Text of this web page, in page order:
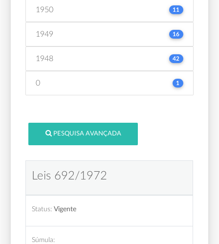
1950 11
1949 16
1948 42
0 1
PESQUISA AVANÇADA
Leis 692/1972
Status: Vigente
Súmula: